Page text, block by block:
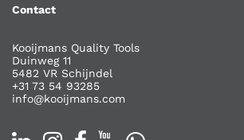
Contact
Kooijmans Quality Tools
Duinweg 11
5482 VR Schijndel
+31 73 54 93285
info@kooijmans.com